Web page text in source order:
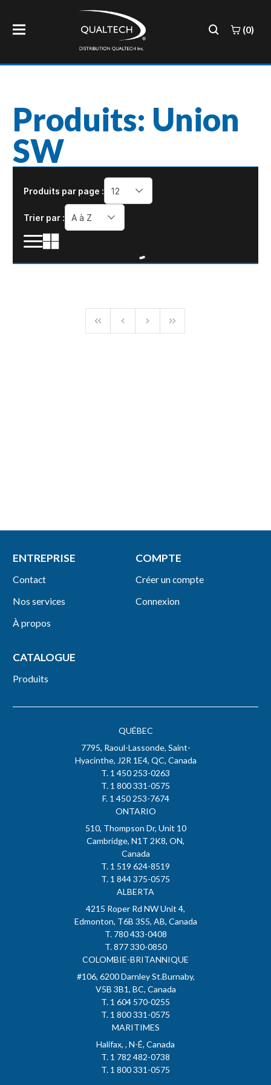
(0)
Produits: Union
SW
Produits par page : 12
Trier par : A à Z
QUÉBEC
7795, Raoul-Lassonde, Saint-
Hyacinthe, J2R 1E4, QC, Canada
T. 1 450 253-0263
T. 1 800 331-0575
F. 1 450 253-7674
ONTARIO
510, Thompson Dr, Unit 10
Cambridge, N1T 2K8, ON,
Canada
T. 1 519 624-8519
T. 1 844 375-0575
ALBERTA
4215 Roper Rd NW Unit 4,
Edmonton, T6B 3S5, AB, Canada
T. 780 433-0408
T. 877 330-0850
COLOMBIE-BRITANNIQUE
#106, 6200 Darnley St.Burnaby,
V5B 3B1, BC, Canada
T. 1 604 570-0255
T. 1 800 331-0575
MARITIMES
Halifax, , N-É, Canada
T. 1 782 482-0738
T. 1 800 331-0575
ENTREPRISE
Contact
Nos services
À propos
COMPTE
Créer un compte
Connexion
CATALOGUE
Produits